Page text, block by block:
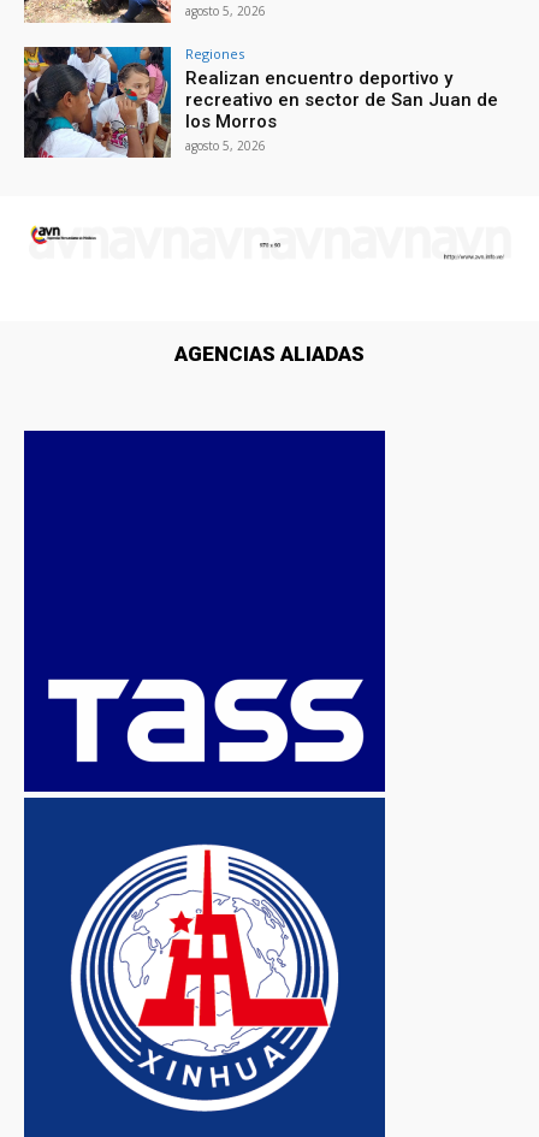
agosto 5, 2026
Regiones
Realizan encuentro deportivo y
recreativo en sector de San Juan de
los Morros
agosto 5, 2026
AGENCIAS ALIADAS